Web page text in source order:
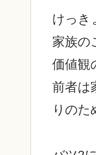
けっき
家族の
価値観
前者は
りのた